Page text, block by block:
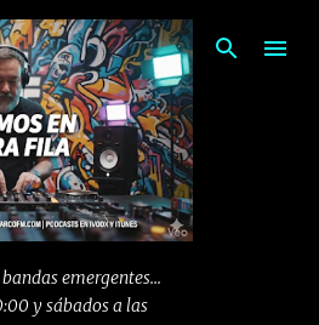
Ir al contenido principal
emergentes...
y sábados a las